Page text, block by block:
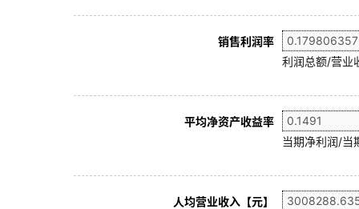
销售利润率
利润总额/营业
平均净资产收益率
当期净利润/当
人均营业收入【元】